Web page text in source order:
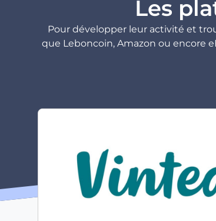
Les
Pour développer leur activité et
que Leboncoin, Amazon ou encore